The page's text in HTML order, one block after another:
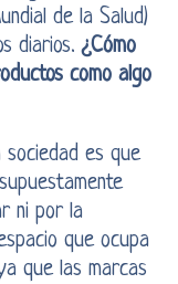
de la Salud)
diarios.¿Cómo
como algo
sociedad es que
ni por la
que ocupa
que las marcas